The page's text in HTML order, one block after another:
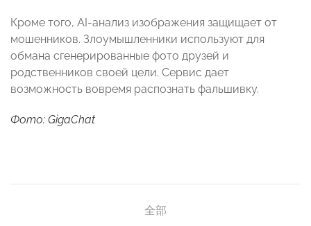
Кроме того, AI-анализ изображения защищает от
мошенников. Злоумышленники используют для
обмана сгенерированные фото друзей и
родственников своей цели. Сервис дает
возможность вовремя распознать фальшивку.
Фото: GigaChat
全部